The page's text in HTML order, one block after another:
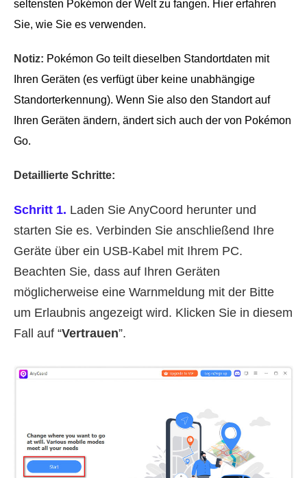
seltensten Pokémon der Welt zu fangen. Hier erfahren
Sie, wie Sie es verwenden.
Notiz: Pokémon Go teilt dieselben Standortdaten mit
Ihren Geräten (es verfügt über keine unabhängige
Standorterkennung). Wenn Sie also den Standort auf
Ihren Geräten ändern, ändert sich auch der von Pokémon
Go.
Detaillierte Schritte:
Schritt 1. Laden Sie AnyCoord herunter und
starten Sie es. Verbinden Sie anschließend Ihre
Geräte über ein USB-Kabel mit Ihrem PC.
Beachten Sie, dass auf Ihren Geräten
möglicherweise eine Warnmeldung mit der Bitte
um Erlaubnis angezeigt wird. Klicken Sie in diesem
Fall auf “Vertrauen”.